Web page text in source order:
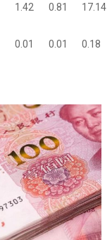
1.42 0.81 17.14
0.01 0.01 0.18